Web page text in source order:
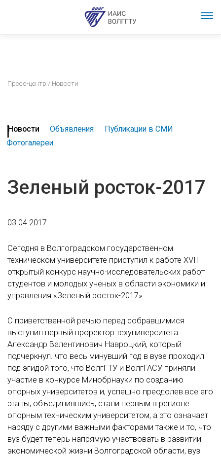
Пресс-центр / Новости
Новости Объявления
Публикации в СМИ
Фотогалереи
Зеленый росток-2017
03.04.2017
Сегодня в Волгоградском государственном
техническом университете приступил к работе XVII
открытый конкурс научно-исследовательских работ
студентов и молодых ученых в области экономики и
управления «Зеленый росток-2017».
С приветственной речью перед собравшимися
выступил первый проректор техуниверситета
Александр Валентинович Навроцкий, который
подчеркнул. что весь минувший год в вузе проходил
под эгидой того, что ВолгГТУ и ВолгГАСУ приняли
участие в конкурсе Минобрнауки по созданию
опорных университетов и, успешно преодолев все его
этапы, объединившись, стали первым в регионе
опорным техническим университетом, а это означает
наряду с другими важными факторами также и то, что
вуз будет теперь напрямую участвовать в развитии
экономической жизни Волгоградской области, вуз